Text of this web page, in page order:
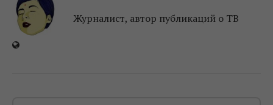
Журналист, автор публикаций о ТВ